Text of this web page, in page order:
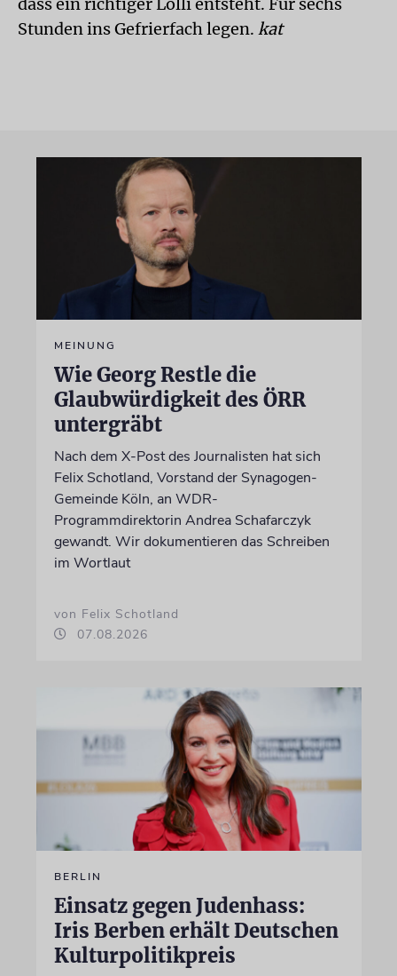
Stunden ins Gefrierfach legen. kat
MEINUNG
Wie Georg Restle die
Glaubwürdigkeit des ÖRR
untergräbt
Nach dem X-Post des Journalisten hat sich
Felix Schotland, Vorstand der Synagogen-
Gemeinde Köln, an WDR-
Programmdirektorin Andrea Schafarczyk
gewandt. Wir dokumentieren das Schreiben
im Wortlaut
von Felix Schotland
07.08.2026
BERLIN
Einsatz gegen Judenhass:
Iris Berben erhält Deutschen
Kulturpolitikpreis